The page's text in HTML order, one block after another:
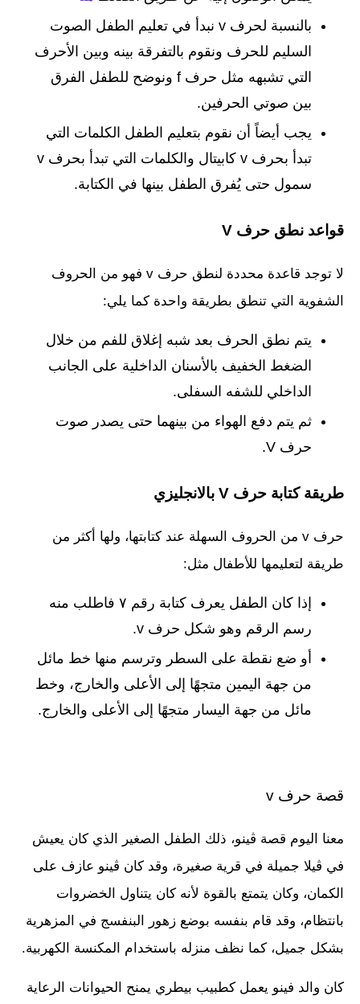
بالنسبة لحرف v نبدأ في تعليم الطفل الصوت
السليم للحرف ونقوم بالتفرقة بينه وبين الأحرف
التي تشبهه مثل حرف f ونوضح للطفل الفرق
بين صوتي الحرفين.
يجب أيضاً أن نقوم بتعليم الطفل الكلمات التي
تبدأ بحرف v كابيتال والكلمات التي تبدأ بحرف v
سمول حتى يُفرق الطفل بينها في الكتابة.
قواعد نطق حرف V
لا توجد قاعدة محددة لنطق حرف v فهو من الحروف
الشفوية التي تنطق بطريقة واحدة كما يلي:
يتم نطق الحرف بعد شبه إغلاق للفم من خلال
الضغط الخفيف بالأسنان الداخلية على الجانب
الداخلي للشفه السفلى.
ثم يتم دفع الهواء من بينهما حتى يصدر صوت
حرف V.
طريقة كتابة حرف V بالانجليزي
حرف v من الحروف السهلة عند كتابتها، ولها أكثر من
طريقة لتعليمها للأطفال مثل:
إذا كان الطفل يعرف كتابة رقم ٧ فاطلب منه
رسم الرقم وهو شكل حرف v.
أو ضع نقطة على السطر وترسم منها خط مائل
من جهة اليمين متجهًا إلى الأعلى والخارج، وخط
مائل من جهة اليسار متجهًا إلى الأعلى والخارج.
قصة حرف v
معنا اليوم قصة ڤينو، ذلك الطفل الصغير الذي كان يعيش
في ڤيلا جميلة في قرية صغيرة، وقد كان ڤينو عازف على
الكمان، وكان يتمتع بالقوة لأنه كان يتناول الخضروات
بانتظام، وقد قام بنفسه بوضع زهور البنفسج في المزهرية
بشكل جميل، كما نظف منزله باستخدام المكنسة الكهربية.
كان والد فينو يعمل كطبيب بيطري يمنح الحيوانات الرعاية